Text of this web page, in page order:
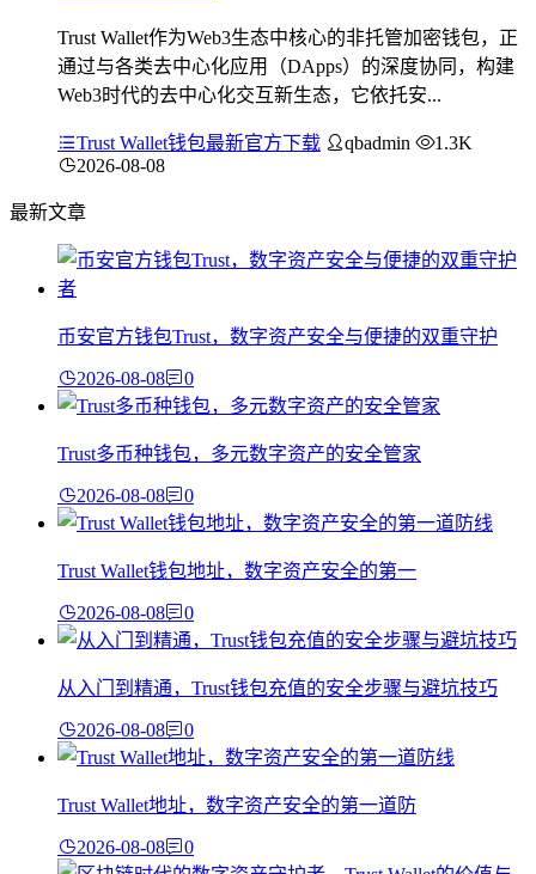
Trust Wallet作为Web3生态中核心的非托管加密钱包，正
通过与各类去中心化应用（DApps）的深度协同，构建
Web3时代的去中心化交互新生态，它依托安...
Trust Wallet钱包最新官方下载 qbadmin
1.3K
2026-08-08
最新文章
币安官方钱包Trust，数字资产安全与便捷的双重守护
2026-08-08 0
Trust多币种钱包，多元数字资产的安全管家
2026-08-08 0
Trust Wallet钱包地址，数字资产安全的第一
2026-08-08 0
从入门到精通，Trust钱包充值的安全步骤与避坑技巧
2026-08-08 0
Trust Wallet地址，数字资产安全的第一道防
2026-08-08 0